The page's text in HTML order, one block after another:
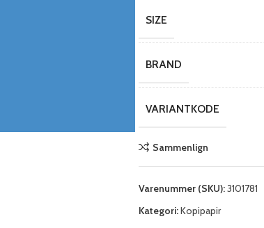
SIZE
BRAND
VARIANTKODE
Sammenlign
Varenummer (SKU):3101781
Kategori:Kopipapir